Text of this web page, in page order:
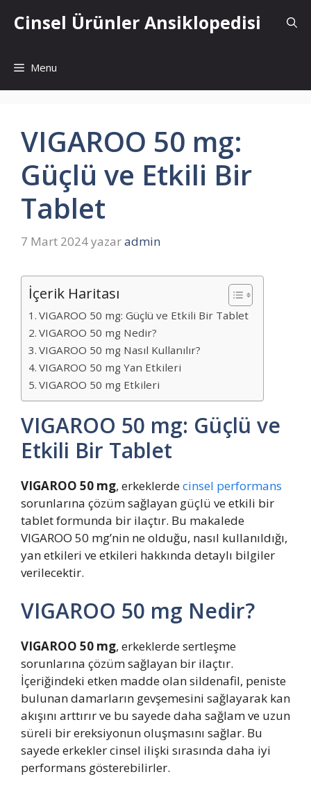
atlaCinsel Ürünler Ansiklopedisi
Menu
VIGAROO 50 mg:
Güçlü ve Etkili Bir
Tablet
7 Mart 2024yazaradmin
İçerik Haritası
VIGAROO 50 mg: Güçlü ve Etkili Bir Tablet
VIGAROO 50 mg Nedir?
VIGAROO 50 mg Nasıl Kullanılır?
VIGAROO 50 mg Yan Etkileri
VIGAROO 50 mg Etkileri
VIGAROO 50 mg: Güçlü ve
Etkili Bir Tablet
VIGAROO 50 mg, erkeklerdecinsel performans
sorunlarına çözüm sağlayan güçlü ve etkili bir
tablet formunda bir ilaçtır. Bu makalede
VIGAROO 50 mg’nin ne olduğu, nasıl kullanıldığı,
yan etkileri ve etkileri hakkında detaylı bilgiler
verilecektir.
VIGAROO 50 mg Nedir?
VIGAROO 50 mg, erkeklerde sertleşme
sorunlarına çözüm sağlayan bir ilaçtır.
İçeriğindeki etken madde olan sildenafil, peniste
bulunan damarların gevşemesini sağlayarak kan
akışını arttırır ve bu sayede daha sağlam ve uzun
süreli bir ereksiyonun oluşmasını sağlar. Bu
sayede erkekler cinsel ilişki sırasında daha iyi
performans gösterebilirler.